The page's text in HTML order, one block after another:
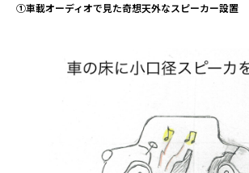
①車載オーディオで見た奇想天外なスピーカー設置